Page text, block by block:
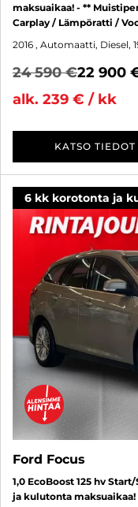
maksuaikaa! - **
Carplay / Lämpöratti /
2016 , Automaatti, Diesel,
24 590 €22 900
alk. 239 € / kk
KATSO TIEDOT
6 kk korotonta ja
Ford Focus
1,0 EcoBoost 125 hv
ja kulutonta